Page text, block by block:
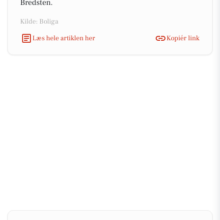
Bredsten.
Kilde: Boliga
Læs hele artiklen her
Kopiér link